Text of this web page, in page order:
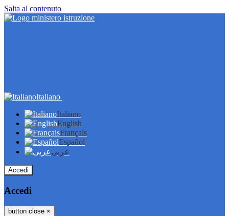
Salta al contenuto
Italiano
Italiano
English
Français
Español
عربى
Accedi
Accedi
button close ×